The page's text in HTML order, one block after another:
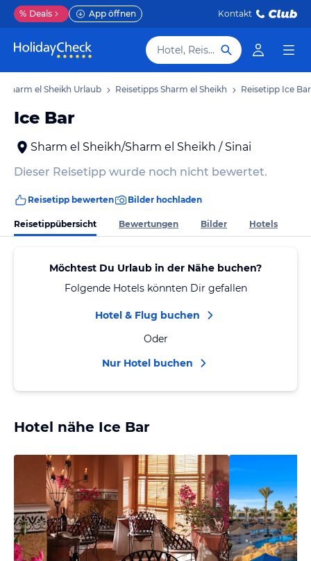
% Deals App öffnen Kontakt
Hotel, Reiseziel
Sharm el Sheikh Urlaub Reisetipps Sharm el Sheikh Reisetipp Ice Bar
Ice Bar
Sharm el Sheikh/Sharm el Sheikh / Sinai
Dieser Reisetipp wurde noch nicht bewertet.
Reisetipp bewerten Bilder hochladen
Reisetippübersicht Bewertungen Bilder Hotels
Möchtest Du Urlaub in der Nähe buchen?
Folgende Hotels könnten Dir gefallen
Hotel & Flug buchen
Oder
Nur Hotel buchen
Hotel nähe Ice Bar